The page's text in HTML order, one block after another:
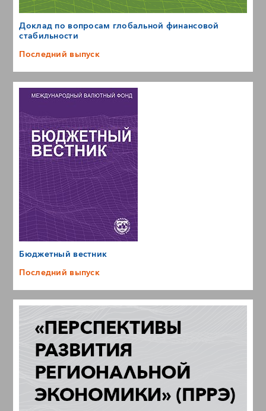
Доклад по вопросам глобальной финансовой
стабильности
Последний выпуск
Бюджетный вестник
Последний выпуск